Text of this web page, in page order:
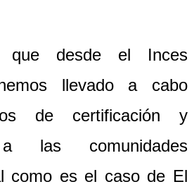
que desde el Inces
llevado a cabo
de certificación y
a las comunidades
como es el caso de El